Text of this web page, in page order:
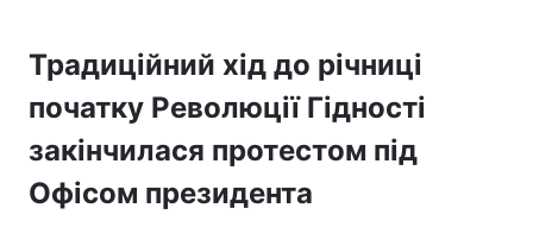
Традиційний хід до річниці
початку Революції Гідності
закінчилася протестом під
Офісом президента